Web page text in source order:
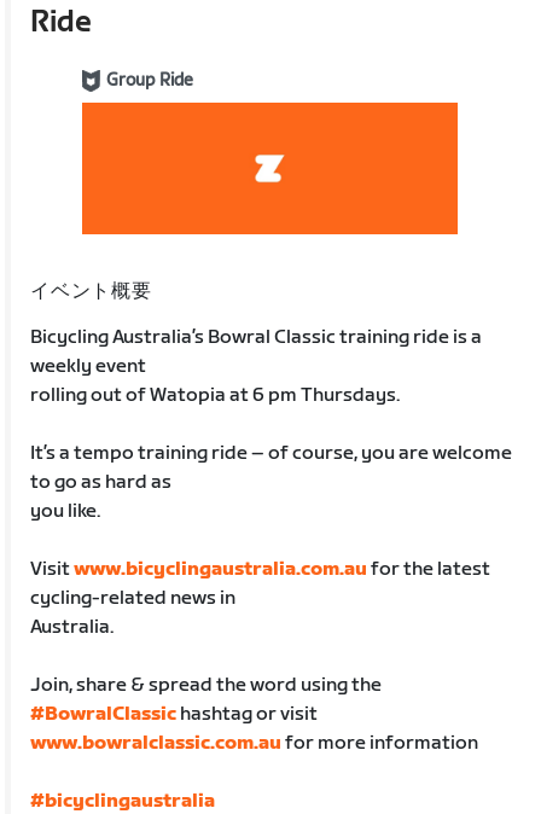
Ride
Group Ride
イベント概要
Bicycling Australia’s Bowral Classic training ride is a
weekly event
rolling out of Watopia at 6 pm Thursdays.
It’s a tempo training ride – of course, you are welcome
to go as hard as
you like.
Visitwww.bicyclingaustralia.com.au for the latest
cycling-related news in
Australia.
Join, share & spread the word using the
#BowralClassic hashtag or visit
www.bowralclassic.com.au for more information
#bicyclingaustralia